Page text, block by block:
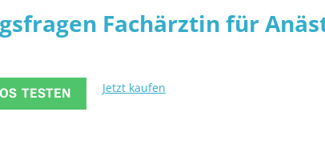
Fachärztin für
TESTEN Jetzt kaufen